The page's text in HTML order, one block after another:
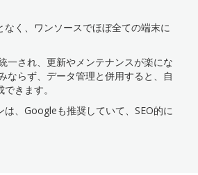
なく、ワンソースでほぼ全ての端末に
一され、更新やメンテナンスが楽にな
ならず、データ管理と併用すると、自
きます。
は、Googleも推奨していて、SEO的に